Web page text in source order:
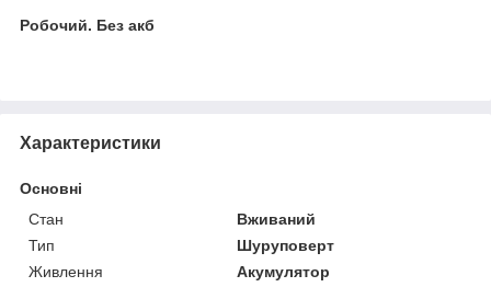
Робочий. Без акб
Характеристики
Основні
Стан
Вживаний
Тип
Шуруповерт
Живлення
Акумулятор